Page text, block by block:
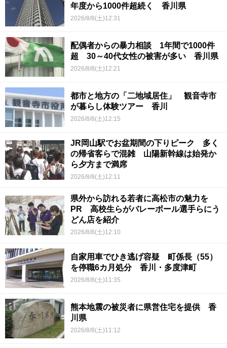
年度から1000件超続く 香川県
2026/8/8(土)12:31
配偶者からの暴力相談 1年間で1000件
超 30～40代女性の被害が多い 香川県
2026/8/8(土)12:21
都市と地方の「二地域居住」 観音寺市
が暮らし体験ツアー 香川
2026/8/8(土)12:15
JR岡山駅でお盆期間の下りピーク 多く
の帰省客らで混雑 山陽新幹線は始発か
ら夕方まで満席
2026/8/8(土)12:11
県外から訪れる若者に高松市の魅力を
PR 高校生らがバレーボール選手らにう
どん店を紹介
2026/8/8(土)12:10
自家用車でひき逃げ容疑 町係長（55）
を停職6カ月処分 香川・多度津町
2026/8/8(土)11:35
熊本地震の被災者に県営住宅を提供 香
川県
2026/8/8(土)11:12